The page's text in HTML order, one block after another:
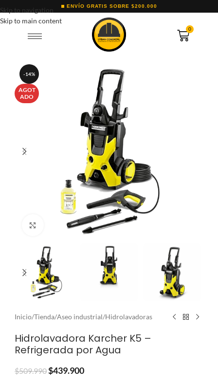
Skip to navigation
Skip to main content
ENVÍO GRATIS SOBRE $200.000
0
-14%
AGOT
ADO
Clic para ampliar
Inicio/Tienda/Aseo industrial/Hidrolavadoras
Hidrolavadora Karcher K5 –
Refrigerada por Agua
$509.990$439.900